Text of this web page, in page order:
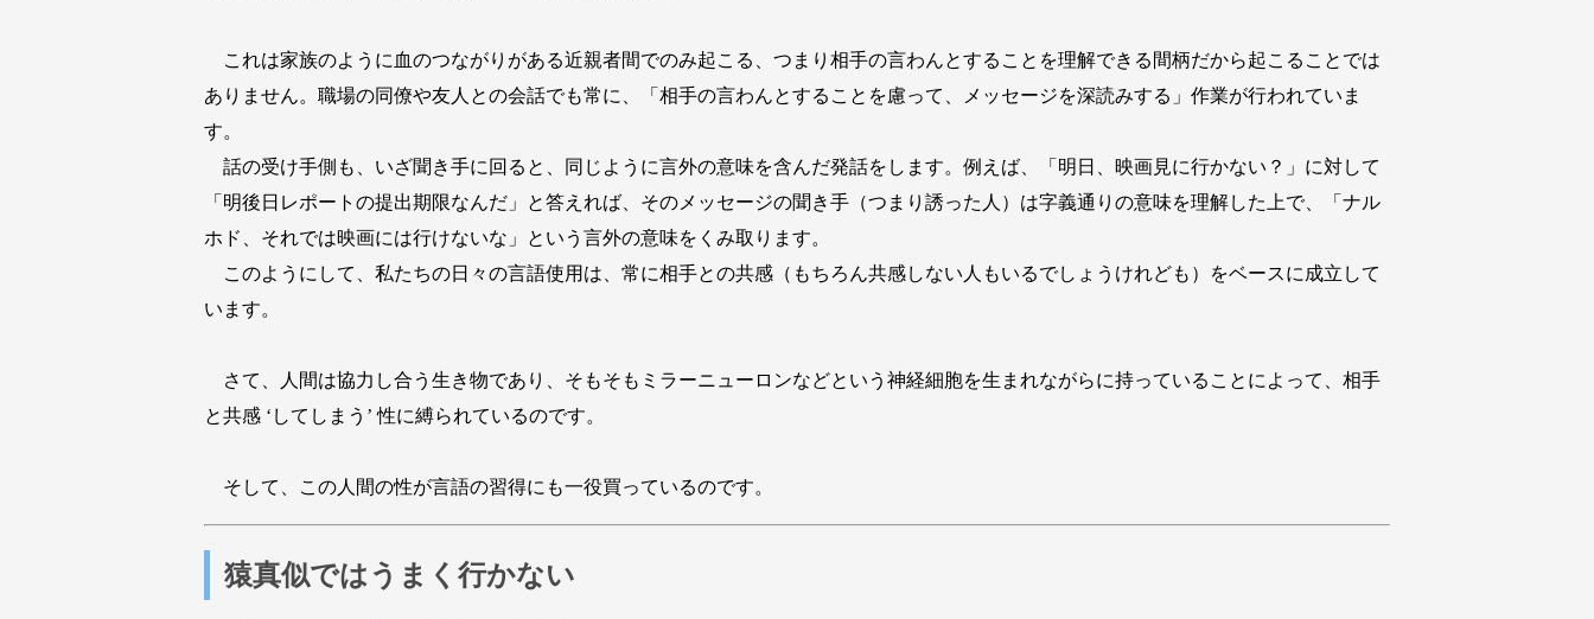
これは家族のように血のつながりがある近親者間でのみ起こる、つまり相手の言わんとすることを理解できる間柄だから起こることでは
ありません。職場の同僚や友人との会話でも常に、「相手の言わんとすることを慮って、メッセージを深読みする」作業が行われていま
す。
話の受け手側も、いざ聞き手に回ると、同じように言外の意味を含んだ発話をします。例えば、「明日、映画見に行かない？」に対して
「明後日レポートの提出期限なんだ」と答えれば、そのメッセージの聞き手（つまり誘った人）は字義通りの意味を理解した上で、「ナル
ホド、それでは映画には行けないな」という言外の意味をくみ取ります。
このようにして、私たちの日々の言語使用は、常に相手との共感（もちろん共感しない人もいるでしょうけれども）をベースに成立して
います。
さて、人間は協力し合う生き物であり、そもそもミラーニューロンなどという神経細胞を生まれながらに持っていることによって、相手
と共感 ‘してしまう’ 性に縛られているのです。
そして、この人間の性が言語の習得にも一役買っているのです。
猿真似ではうまく行かない